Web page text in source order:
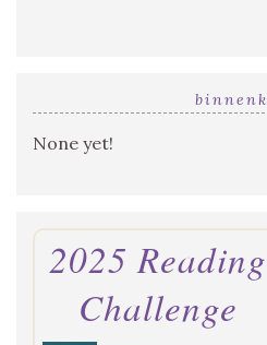
None yet!
2025 Reading
Challenge